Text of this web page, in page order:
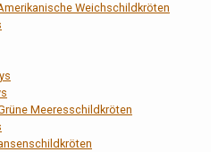
Weichschildkröten
Meeresschildkröten